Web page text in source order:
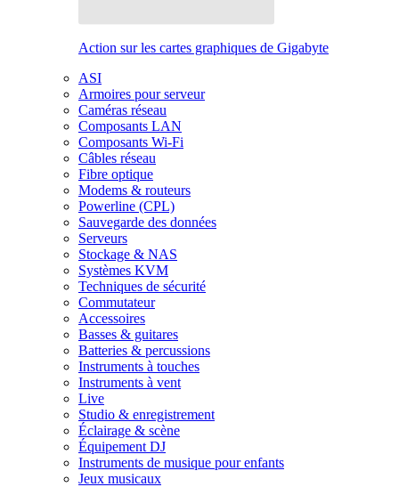
Action sur les cartes graphiques de Gigabyte
ASI
Armoires pour serveur
Caméras réseau
Composants LAN
Composants Wi-Fi
Câbles réseau
Fibre optique
Modems & routeurs
Powerline (CPL)
Sauvegarde des données
Serveurs
Stockage & NAS
Systèmes KVM
Techniques de sécurité
Commutateur
Accessoires
Basses & guitares
Batteries & percussions
Instruments à touches
Instruments à vent
Live
Studio & enregistrement
Éclairage & scène
Équipement DJ
Instruments de musique pour enfants
Jeux musicaux